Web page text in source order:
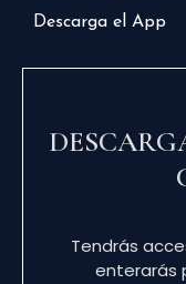
Descarga el App
Tendrás
enterarás